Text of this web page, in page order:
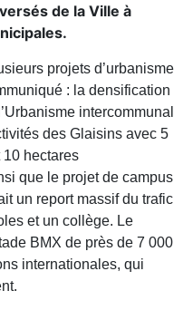
de la Ville à
projets d’urbanisme
: la densification
intercommunal
des Glaisins avec 5
hectares
que le projet de campus
un report massif du trafic
et un collège. Le
BMX de près de 7 000
internationales, qui